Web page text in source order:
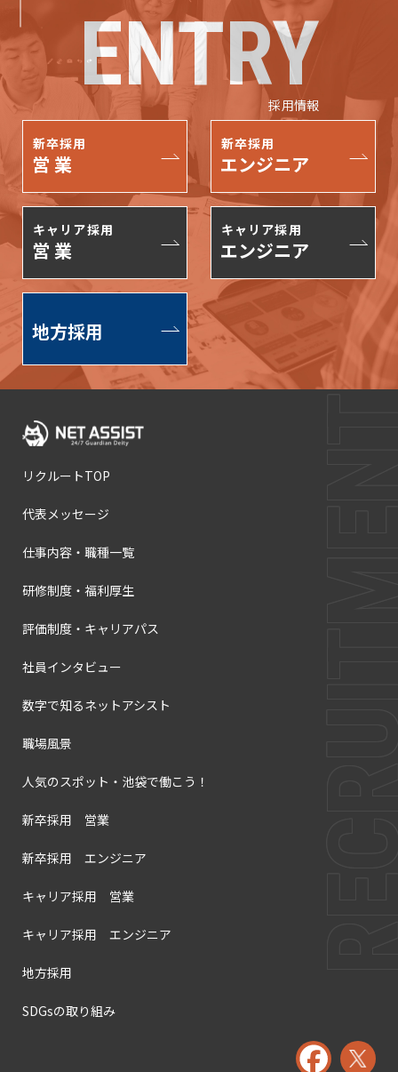
ENTRY
採用情報
新卒採用
営 業
新卒採用
エンジニア
キャリア採用
営 業
キャリア採用
エンジニア
地方採用
リクルートTOP
代表メッセージ
仕事内容・職種一覧
研修制度・福利厚生
評価制度・キャリアパス
社員インタビュー
数字で知るネットアシスト
職場風景
人気のスポット・池袋で働こう！
新卒採用 営業
新卒採用 エンジニア
キャリア採用 営業
キャリア採用 エンジニア
地方採用
SDGsの取り組み